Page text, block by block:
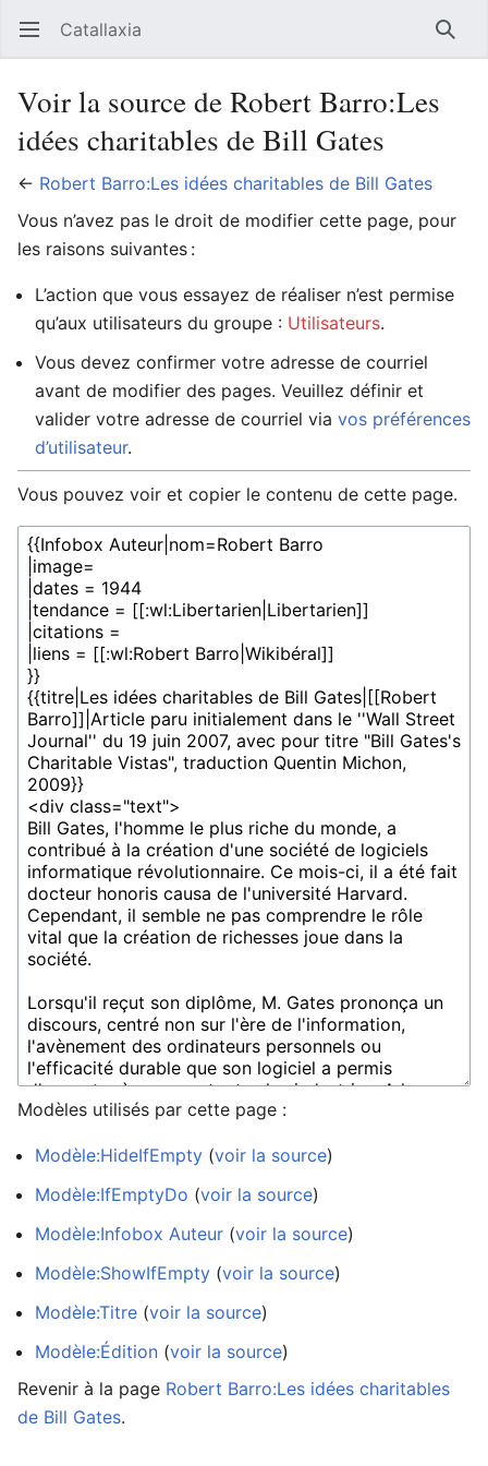
Ouvrir le menu principal Catallaxia
Voir la source de Robert Barro:Les
idées charitables de Bill Gates
← Robert Barro:Les idées charitables de Bill Gates
Vous n’avez pas le droit de modifier cette page, pour
les raisons suivantes :
L’action que vous essayez de réaliser n’est permise
qu’aux utilisateurs du groupe : Utilisateurs.
Vous devez confirmer votre adresse de courriel
avant de modifier des pages. Veuillez définir et
valider votre adresse de courriel via vos préférences
d’utilisateur.
Vous pouvez voir et copier le contenu de cette page.
Modèles utilisés par cette page :
Modèle:HideIfEmpty (voir la source)
Modèle:IfEmptyDo (voir la source)
Modèle:Infobox Auteur (voir la source)
Modèle:ShowIfEmpty (voir la source)
Modèle:Titre (voir la source)
Modèle:Édition (voir la source)
Revenir à la page Robert Barro:Les idées charitables
de Bill Gates.